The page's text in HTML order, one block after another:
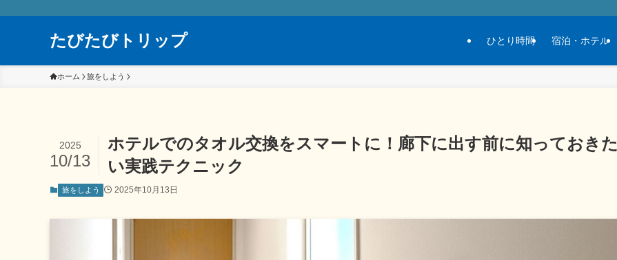
たびたびトリップ ひとり時間 宿泊・ホテル
ホーム 旅をしよう
ホテルでのタオル交換をスマートに！廊下に出す前に知っておきた
い実践テクニック
2025
10/13
旅をしよう 2025年10月13日